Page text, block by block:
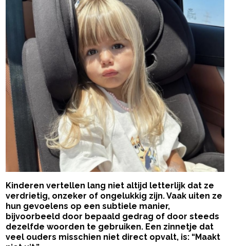
Kinderen vertellen lang niet altijd letterlijk dat ze
verdrietig, onzeker of ongelukkig zijn. Vaak uiten ze
hun gevoelens op een subtiele manier,
bijvoorbeeld door bepaald gedrag of door steeds
dezelfde woorden te gebruiken. Een zinnetje dat
veel ouders misschien niet direct opvalt, is: “Maakt